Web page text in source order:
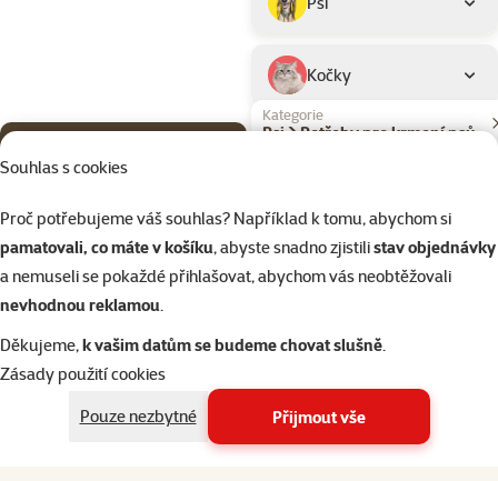
Souhlas s cookies
Proč potřebujeme váš souhlas? Například k tomu, abychom si
pamatovali, co máte v košíku, abyste snadno zjistilistav objednávky
a nemuseli se pokaždé přihlašovat, abychom vás neobtěžovali
nevhodnou reklamou.
Děkujeme,k vašim datům se budeme chovat slušně.
Zásady použití cookies
Pouze nezbytné
Přijmout vše
Kočky
Kategorie
Psi > Potřeby pro krmení psů
Nejprodávanější
Barel
na krmivo
Skladem